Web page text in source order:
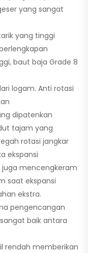
yang sangat
yang tinggi
baut baja Grade 8
logam. Anti rotasi
dipatenkan
tajam yang
rotasi jangkar
ekspansi
juga mencengkeram
saat ekspansi
ekstra.
pengencangan
baik antara
rendah memberikan